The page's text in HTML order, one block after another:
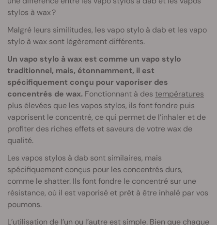
stylos à wax ?
Malgré leurs similitudes, les vapo stylo à dab et les vapo
stylo à wax sont légèrement différents.
Un vapo stylo à wax est comme un vapo stylo
traditionnel, mais, étonnamment, il est
spécifiquement conçu pour vaporiser des
concentrés de wax. Fonctionnant à des températures
plus élevées que les vapos stylos, ils font fondre puis
vaporisent le concentré, ce qui permet de l’inhaler et de
profiter des riches effets et saveurs de votre wax de
qualité.
Les vapos stylos à dab sont similaires, mais
spécifiquement conçus pour les concentrés durs,
comme le shatter. Ils font fondre le concentré sur une
résistance, où il est vaporisé et prêt à être inhalé par vos
poumons.
L’utilisation de l’un ou l’autre est simple. Bien que chaque